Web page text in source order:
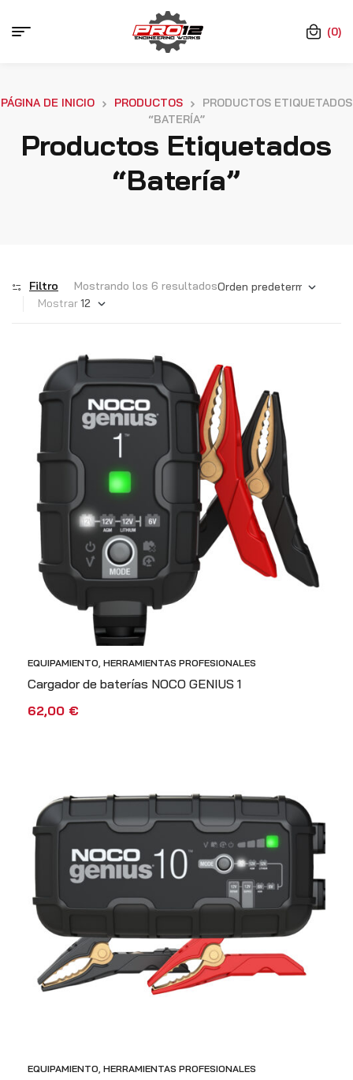
(0)
Productos Etiquetados
“batería”
PÁGINA DE INICIO PRODUCTOS
PRODUCTOS ETIQUETADOS
“BATERÍA”
Filtro
Mostrando los 6 resultados
Mostrar
EQUIPAMIENTO, HERRAMIENTAS PROFESIONALES
Cargador de baterías NOCO GENIUS 1
62,00 €
EQUIPAMIENTO, HERRAMIENTAS PROFESIONALES